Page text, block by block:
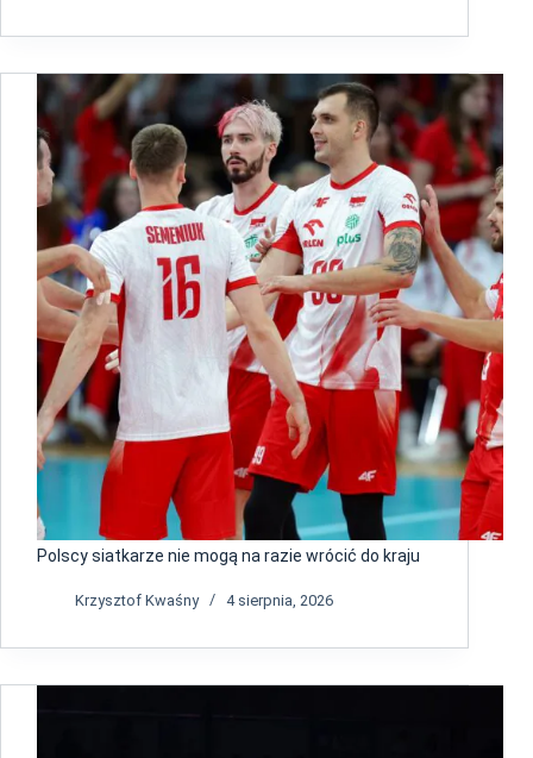
Polscy siatkarze nie mogą na razie wrócić do kraju
Krzysztof Kwaśny 4 sierpnia, 2026